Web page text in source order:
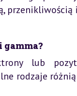
przenikliwością
gamma?
lub
rodzaje